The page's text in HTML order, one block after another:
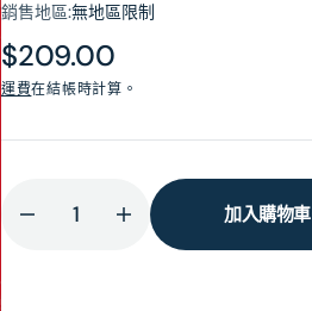
銷售地區:無地區限制
原
價
$209.00
運費在結帳時計算。
增
加入購物車